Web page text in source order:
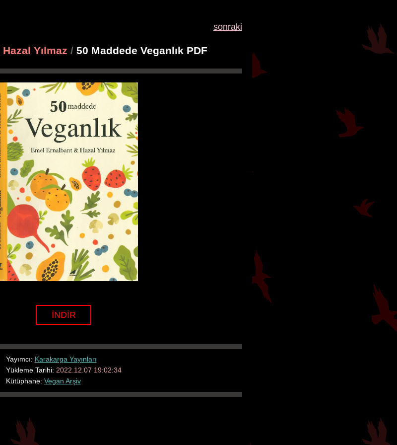
sonraki
Hazal Yılmaz /50 Maddede Veganlık PDF
İNDİR
Yayımcı: Karakarga Yayınları
Yükleme Tarihi: 2022.12.07 19:02:34
Kütüphane: Vegan Arşiv